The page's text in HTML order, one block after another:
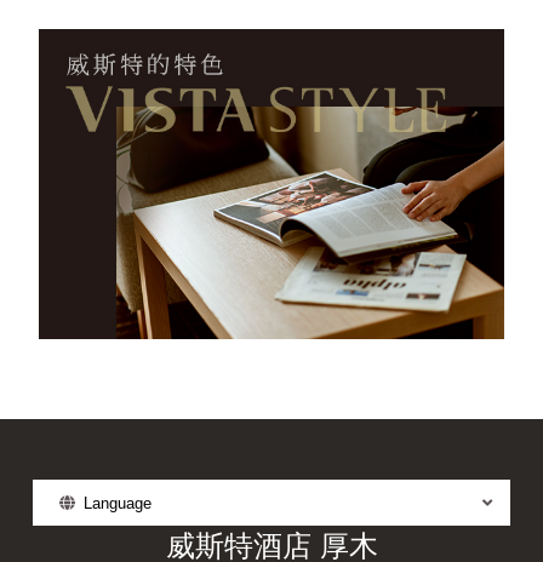
Language
威斯特酒店 厚木